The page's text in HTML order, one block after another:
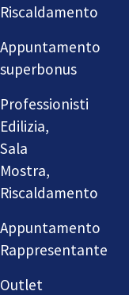
Riscaldamento
Appuntamento
superbonus
Professionisti
Edilizia,
Sala
Mostra,
Riscaldamento
Appuntamento
Rappresentante
Outlet